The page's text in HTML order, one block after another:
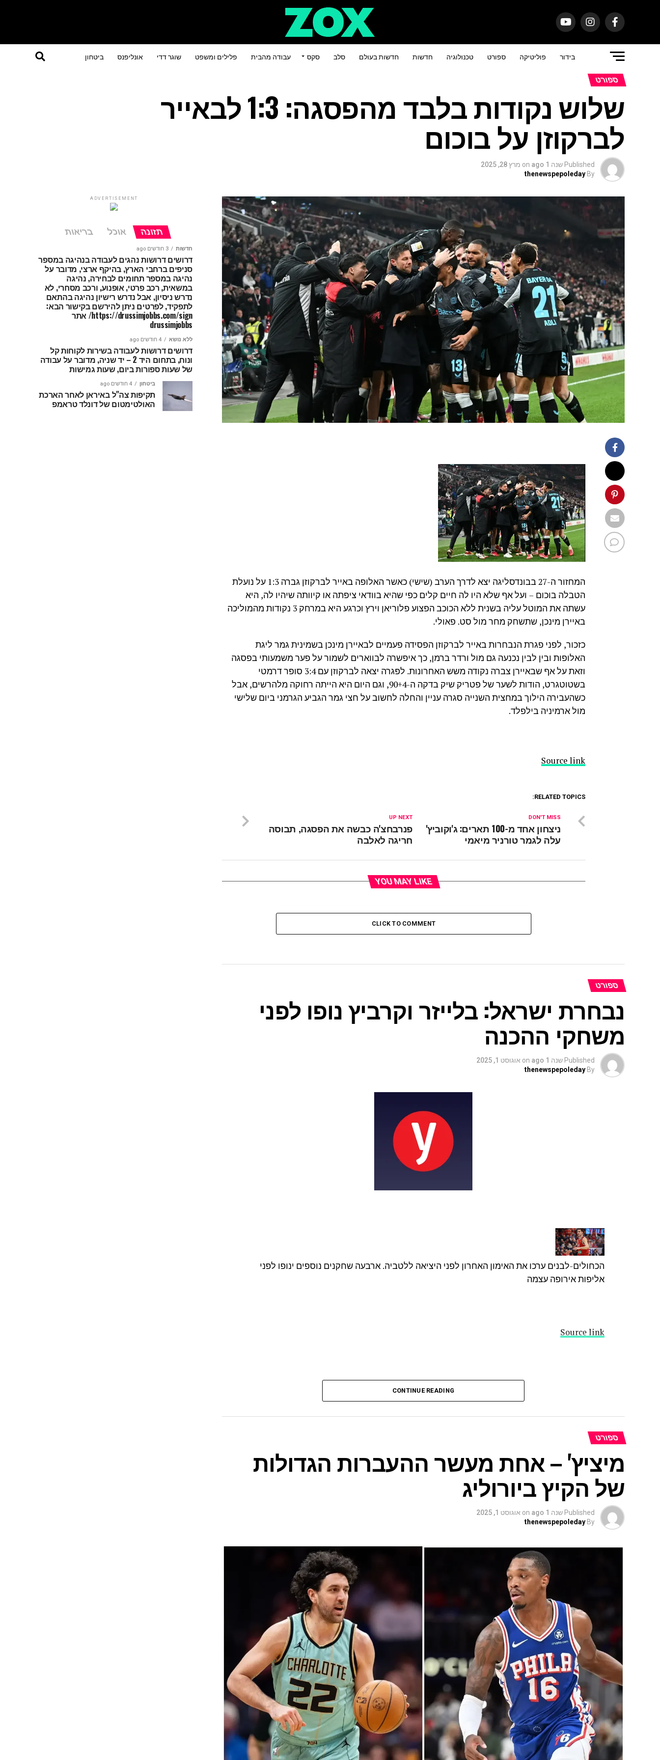
בידור פוליטיקה ספורט טכנולוגיה חדשות חדשות בעולם סלב סקס עבודה מהבית פלילים ומשפט שוגר דדי אונליפנס ביטחון
ספורט
שלוש נקודות בלבד מהפסגה: 1:3 לבאייר
לברקוזן על בוכום
Published שנה 1 ago on מרץ 28, 2025
By
thenewspepoleday
המחזור ה-27 בבונדסליגה יצא לדרך הערב (שישי) כאשר האלופה באייר לברקוזן גברה 1:3 על נועלת
הטבלה בוכום – ועל אף שלא היו לה חיים קלים כפי שהיא בוודאי ציפתה או קיוותה שיהיו לה, היא
עשתה את המוטל עליה בשנית ללא הכוכב הפצוע פלוריאן וירץ וכרגע היא במרחק 3 נקודות מהמוליכה
באיירן מינכן, שתשחק מחר מול סט. פאולי.
כזכור, לפני פגרת הנבחרות באייר לברקוזן הפסידה פעמיים לבאיירן מינכן בשמינית גמר ליגת
האלופות ובין לבין נכנעה גם מול ורדר ברמן, כך איפשרה לבווארים לשמור על פער משמעותי בפסגה
וזאת על אף שבאיירן צברה נקודה משש האחרונות. לפגרה יצאה לברקוזן עם 3:4 סופר דרמטי
בשטוטגרט, הודות לשער של פטריק שיק בדקה ה-90+4, וגם היום היא הייתה רחוקה מלהרשים, אבל
כשהעבירה הילוך במחצית השנייה סגרה עניין והחלה לחשוב על חצי גמר הגביע הגרמני ביום שלישי
מול ארמיניה בילפלד.
Source link
RELATED TOPICS:
UP NEXT
פנרבחצ'ה כבשה את הפסגה, תבוסה
חריגה לאלבה
DON'T MISS
ניצחון אחד מ-100 תארים: ג'וקוביץ'
עלה לגמר טורניר מיאמי
YOU MAY LIKE
CLICK TO COMMENT
ספורט
נבחרת ישראל: בלייזר וקרביץ נופו לפני
משחקי ההכנה
Published שנה 1 ago on אוגוסט 1, 2025
By
thenewspepoleday
הכחולים-לבנים ערכו את האימון האחרון לפני היציאה ללטביה. ארבעה שחקנים נוספים ינופו לפני
אליפות אירופה עצמה
Source link
CONTINUE READING
ספורט
מיציץ' – אחת מעשר ההעברות הגדולות
של הקיץ ביורוליג
Published שנה 1 ago on אוגוסט 1, 2025
By
thenewspepoleday
ADVERTISEMENT
תזונה אוכל בריאות
חדשות 3 חודשים ago
דרושים דרושות נהגים לעבודה בנהיגה במספר
סניפים ברחבי הארץ, בהיקף ארצי, מדובר על
נהיגה במספר תחומים לבחירה, נהיגה
במשאית, רכב פרטי, אופנוע, ורכב מסחרי, לא
נדרש ניסיון, אבל נדרש רישיון נהיגה בהתאם
לתפקיד, לפרטים ניתן להירשם בקישור הבא:
https://drussimjobbs.com/sign/ אתר
drussimjobbs
ללא נושא 4 חודשים ago
דרושים דרושות לעבודה בשירות לקוחות קל
ונוח, בתחום היד 2 – יד שניה, מדובר על עבודה
של שעות ספורות ביום, שעות גמישות
ביטחון 4 חודשים ago
תקיפות צה"ל באיראן לאחר הארכת
האולטימטום של דונלד טראמפ